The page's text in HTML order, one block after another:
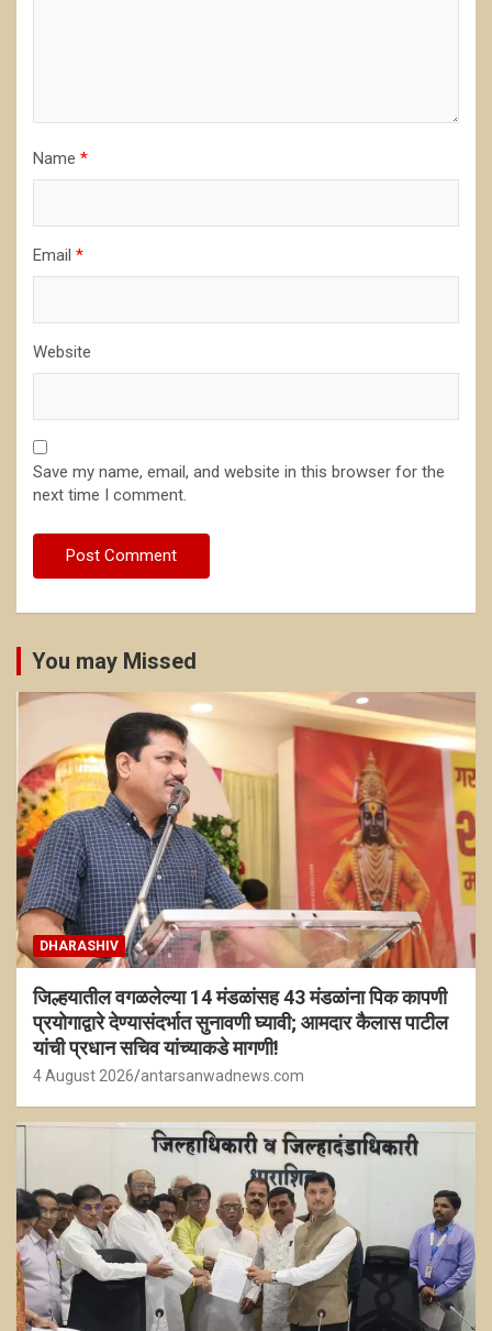
Name *
Email *
Website
Save my name, email, and website in this browser for the
next time I comment.
You may Missed
DHARASHIV
जिल्हयातील वगळलेल्या 14 मंडळांसह 43 मंडळांना पिक कापणी
प्रयोगाद्वारे देण्यासंदर्भात सुनावणी घ्यावी; आमदार कैलास पाटील
यांची प्रधान सचिव यांच्याकडे मागणी!
4 August 2026 antarsanwadnews.com